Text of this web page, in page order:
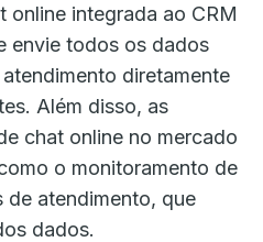
online integrada ao CRM
envie todos os dados
diretamente
Além disso, as
chat online no mercado
o monitoramento de
de atendimento, que
dados.